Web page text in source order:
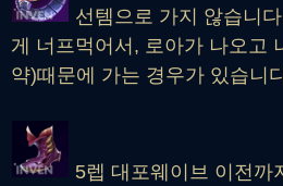
선템으로 가지 않습니
게 너프먹어서, 로아가 나오고
약)때문에 가는 경우가 있습니
5렙 대포웨이브 이전까